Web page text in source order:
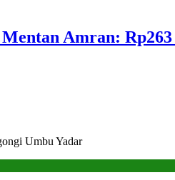
Amran:
Umbu Yadar